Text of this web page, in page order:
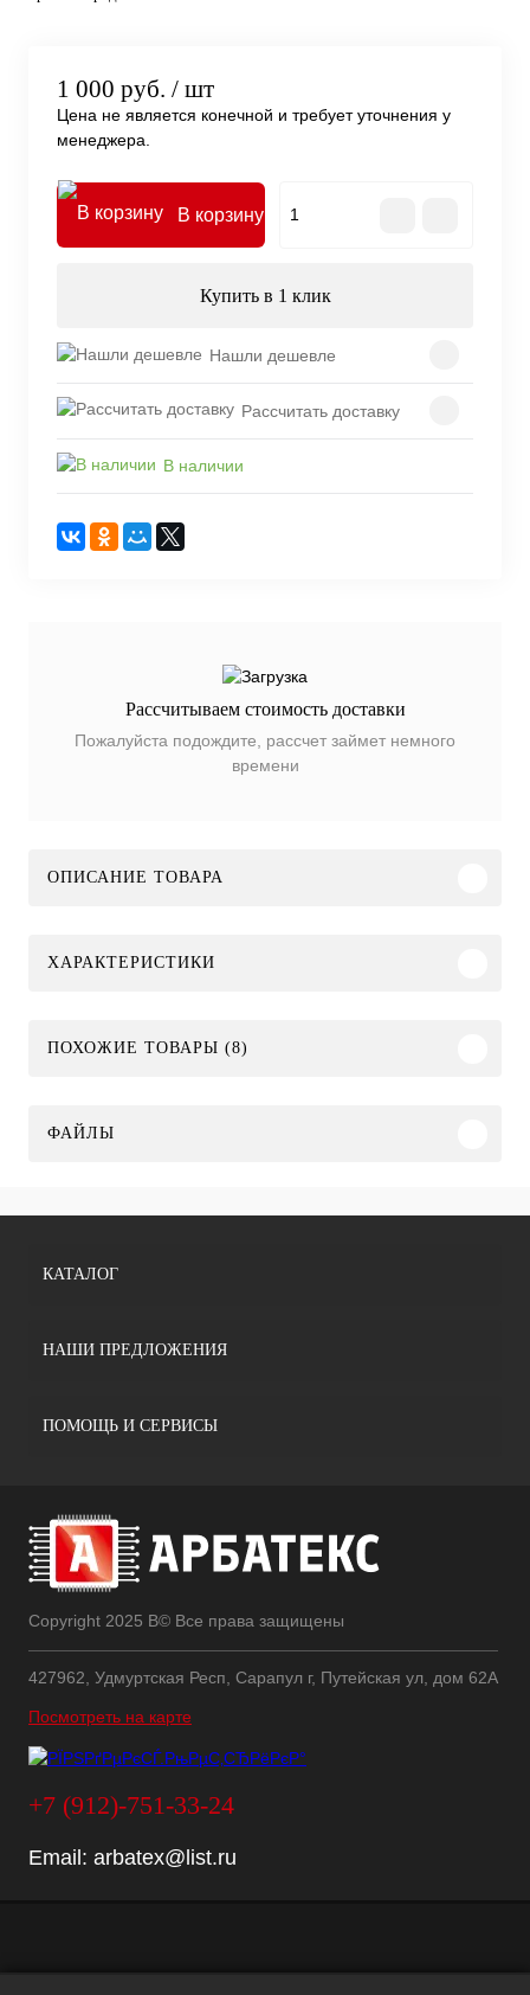
1 000 руб. / шт
Цена не является конечной и требует уточнения у
менеджера.
В корзину
Купить в 1 клик
Нашли дешевле
Рассчитать доставку
В наличии
Рассчитываем стоимость доставки
Пожалуйста подождите, рассчет займет немного
времени
ОПИСАНИЕ ТОВАРА
ХАРАКТЕРИСТИКИ
ПОХОЖИЕ ТОВАРЫ (8)
ФАЙЛЫ
КАТАЛОГ
НАШИ ПРЕДЛОЖЕНИЯ
ПОМОЩЬ И СЕРВИСЫ
Copyright 2025 В© Все права защищены
427962, Удмуртская Респ, Сарапул г, Путейская ул, дом 62А
Посмотреть на карте
+7 (912)-751-33-24
Email: arbatex@list.ru